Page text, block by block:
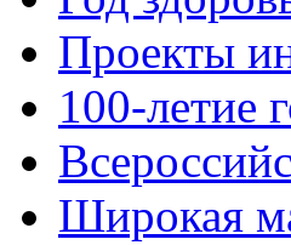
Проекты
100-летие
Широкая